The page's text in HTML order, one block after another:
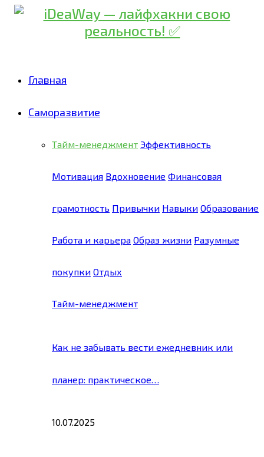
Главная
Саморазвитие
Тайм-менеджмент Эффективность
Мотивация Вдохновение Финансовая
грамотность Привычки Навыки Образование
Работа и карьера Образ жизни Разумные
покупки Отдых
Тайм-менеджмент
Как не забывать вести ежедневник или
планер: практическое…
10.07.2025